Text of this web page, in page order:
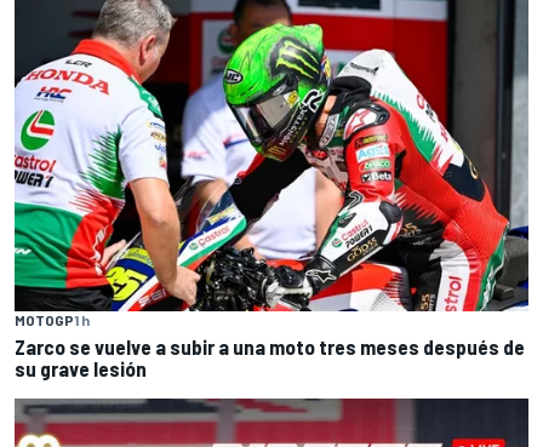
MOTOGP1 h
Zarco se vuelve a subir a una moto tres meses después de
su grave lesión